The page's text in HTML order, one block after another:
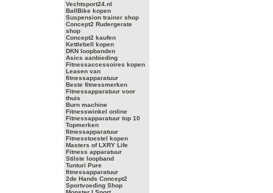
Vechtsport24.nl
BallBike kopen
Suspension trainer shop
Concept2 Rudergerate
shop
Concept2 kaufen
Kettlebell kopen
DKN loopbanden
Asics aanbieding
Fitnessaccessoires kopen
Leasen van
fitnessapparatuur
Beste fitnessmerken
Fitnessapparatuur voor
thuis
Burn machine
Fitnesswinkel online
Fitnessapparatuur top 10
Topmerken
fitnessapparatuur
Fitnesstoestel kopen
Masters of LXRY Life
Fitness apparatuur
Stilste loopband
Tunturi Pure
fitnessapparatuur
2de Hands Concept2
Sportvoeding Shop